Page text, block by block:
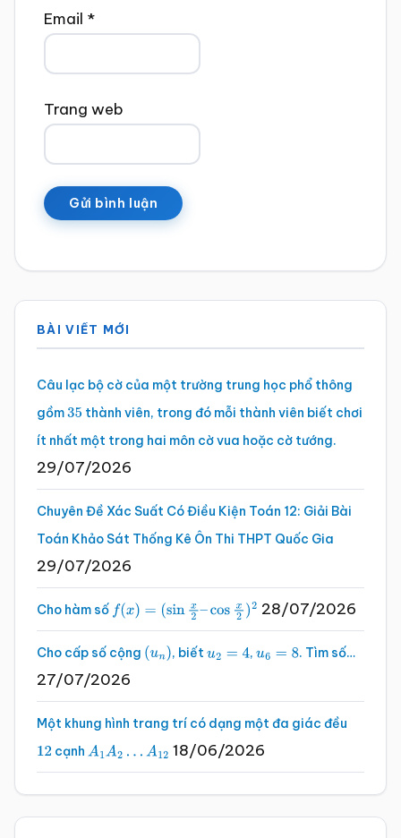
Email *
Trang web
Sidebar
chính
BÀI VIẾT MỚI
Câu lạc bộ cờ của một trường trung học phổ thông
gồm35 thành viên, trong đó mỗi thành viên biết chơi
ít nhất một trong hai môn cờ vua hoặc cờ tướng.
29/07/2026
Chuyên Đề Xác Suất Có Điều Kiện Toán 12: Giải Bài
Toán Khảo Sát Thống Kê Ôn Thi THPT Quốc Gia
29/07/2026
Cho hàm số f(x)=(sinx2 –cosx2 )2 28/07/2026
Cho cấp số cộng (un), biếtu2 =4 , u6 =8 . Tìm số…
27/07/2026
Một khung hình trang trí có dạng một đa giác đều
12 cạnh A1A2…A 12 18/06/2026